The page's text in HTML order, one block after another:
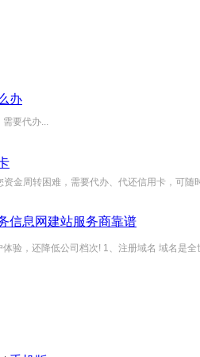
办
要代办...
金周转困难，需要代办、代还信用卡，可
信息网建站服务商靠谱
验，还降低公司档次! 1、注册域名 域名是